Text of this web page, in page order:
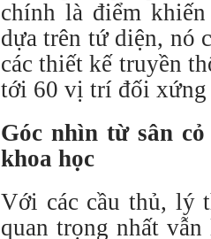
chính là điểm
dựa trên tứ diện, nó
các thiết kế truyền
tới 60 vị trí đối xứng
Góc nhìn từ sân
khoa học
Với các cầu thủ, lý
quan trọng nhất